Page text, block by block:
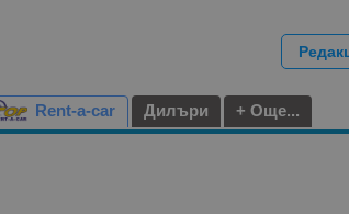
Rent-a-car Дилъри + Още...